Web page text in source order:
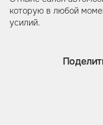
которую в любой
усилий.